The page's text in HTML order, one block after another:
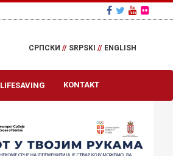
СРПСКИ // SRPSKI // ENGLISH
LIFESAVING KONTAKT